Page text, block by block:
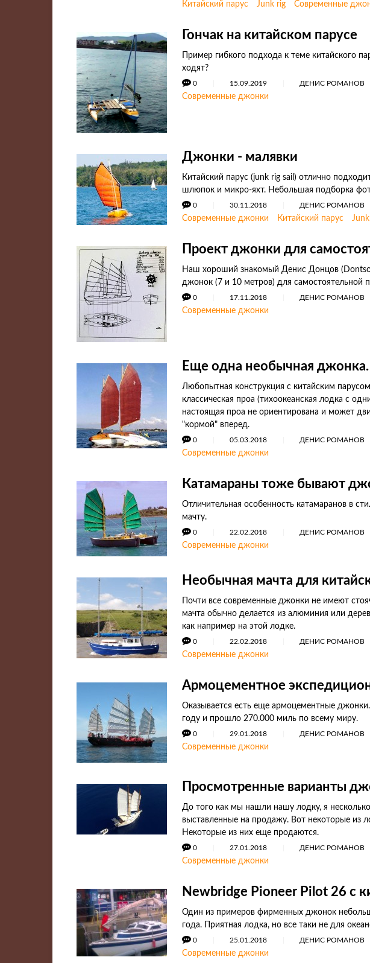
Китайский парус Junk rig Современные
Гончак на китайском парусе
Пример гибкого подхода к теме китайского
ходят?
0 15.09.2019 ДЕНИС РОМАНОВ
Современные джонки
Джонки - малявки
Китайский парус (junk rig sail) отлично
шлюпок и микро-яхт. Небольшая подборка
0 30.11.2018 ДЕНИС РОМАНОВ
Современные джонки Китайский парус
Проект джонки для
Наш хороший знакомый Денис Донцов
джонок (7 и 10 метров) для самостоятельной
0 17.11.2018 ДЕНИС РОМАНОВ
Современные джонки
Еще одна необычная джонка.
Любопытная конструкция с китайским
классическая проа (тихоокеанская лодка с
настоящая проа не ориентирована и может
"кормой" вперед.
0 05.03.2018 ДЕНИС РОМАНОВ
Современные джонки
Катамараны тоже бывают
Отличительная особенность катамаранов в
мачту.
0 22.02.2018 ДЕНИС РОМАНОВ
Современные джонки
Необычная мачта для
Почти все современные джонки не имеют
мачта обычно делается из алюминия или
как например на этой лодке.
0 22.02.2018 ДЕНИС РОМАНОВ
Современные джонки
Армоцементное
Оказывается есть еще армоцементные
году и прошло 270.000 миль по всему миру.
0 29.01.2018 ДЕНИС РОМАНОВ
Современные джонки
Просмотренные варианты
До того как мы нашли нашу лодку, я
выставленные на продажу. Вот некоторые из
Некоторые из них еще продаются.
0 27.01.2018 ДЕНИС РОМАНОВ
Современные джонки
Newbridge Pioneer Pilot 26 с
Один из примеров фирменных джонок
года. Приятная лодка, но все таки не для
0 25.01.2018 ДЕНИС РОМАНОВ
Современные джонки